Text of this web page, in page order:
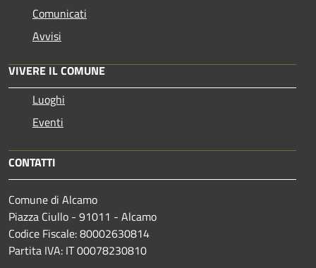
Comunicati
Avvisi
VIVERE IL COMUNE
Luoghi
Eventi
CONTATTI
Comune di Alcamo
Piazza Ciullo - 91011 - Alcamo
Codice Fiscale: 80002630814
Partita IVA: IT 00078230810